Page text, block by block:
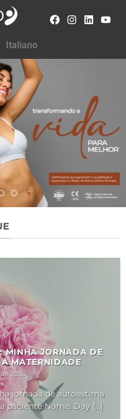
Italiano
MINHA JORNADA DE
MATERNIDADE
2026
jornada de autoestima
paciente Nome: Day [...]